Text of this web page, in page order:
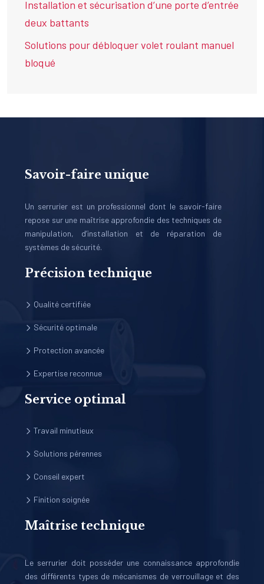
Installation et sécurisation d’une porte d’entrée
deux battants
Solutions pour débloquer volet roulant manuel
bloqué
Savoir-faire unique
Un serrurier est un professionnel dont le savoir-faire
repose sur une maîtrise approfondie des techniques de
manipulation, d’installation et de réparation de
systèmes de sécurité.
Précision technique
Qualité certifiée
Sécurité optimale
Protection avancée
Expertise reconnue
Service optimal
Travail minutieux
Solutions pérennes
Conseil expert
Finition soignée
Maîtrise technique
Le serrurier doit posséder une connaissance approfondie
des différents types de mécanismes de verrouillage et des